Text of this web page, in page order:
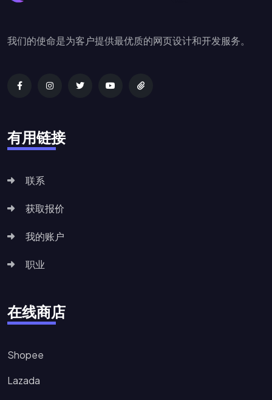
我们的使命是为客户提供最优质的网页设计和开发服务。
有用链接
联系
获取报价
我的账户
职业
在线商店
Shopee
Lazada